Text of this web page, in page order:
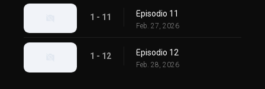
1 - 11 Episodio 11
Feb. 27, 2026
1 - 12 Episodio 12
Feb. 28, 2026